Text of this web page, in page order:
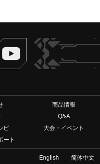
ヴァンガードch
商品情報
Q&A
ピ
大会・イベント
ート
English 简体中文